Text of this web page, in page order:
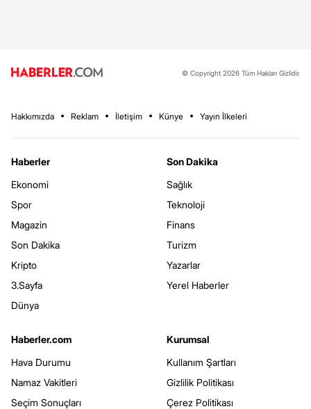
© Copyright 2026 Tüm Hakları Gizlidir.
Hakkımızda Reklam İletişim Künye Yayın İlkeleri
Haberler
Ekonomi
Spor
Magazin
Son Dakika
Kripto
3.Sayfa
Dünya
Son Dakika
Sağlık
Teknoloji
Finans
Turizm
Yazarlar
Yerel Haberler
Haberler.com
Hava Durumu
Namaz Vakitleri
Seçim Sonuçları
Kurumsal
Kullanım Şartları
Gizlilik Politikası
Çerez Politikası